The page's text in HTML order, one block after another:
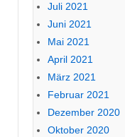
Juli 2021
Juni 2021
Mai 2021
April 2021
März 2021
Februar 2021
Dezember 2020
Oktober 2020